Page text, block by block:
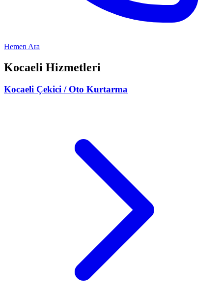
Hemen Ara
Kocaeli Hizmetleri
Kocaeli Çekici / Oto Kurtarma